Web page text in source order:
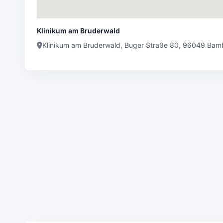
Klinikum am Bruderwald
Klinikum am Bruderwald, Buger Straße 80, 96049